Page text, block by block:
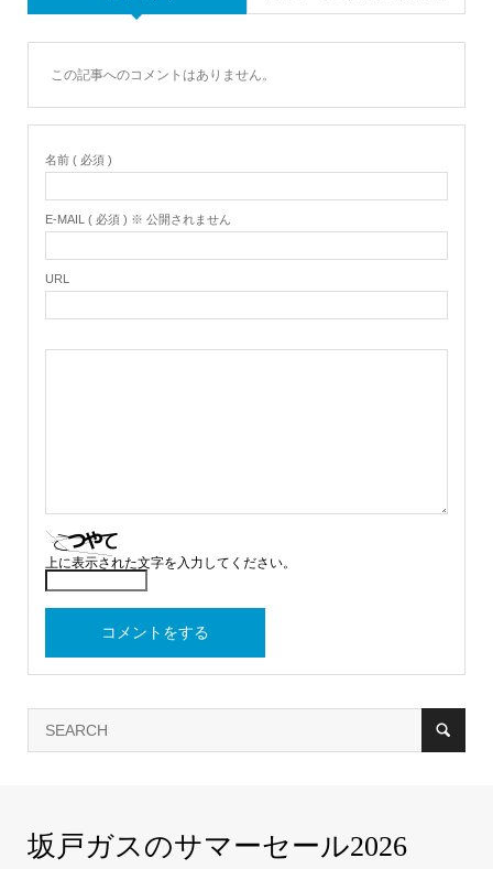
この記事へのコメントはありません。
名前 ( 必須 )
E-MAIL ( 必須 ) ※ 公開されません
URL
上に表示された文字を入力してください。
坂戸ガスのサマーセール2026